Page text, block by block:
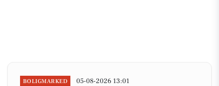
BOLIGMARKED 05-08-2026 13:01